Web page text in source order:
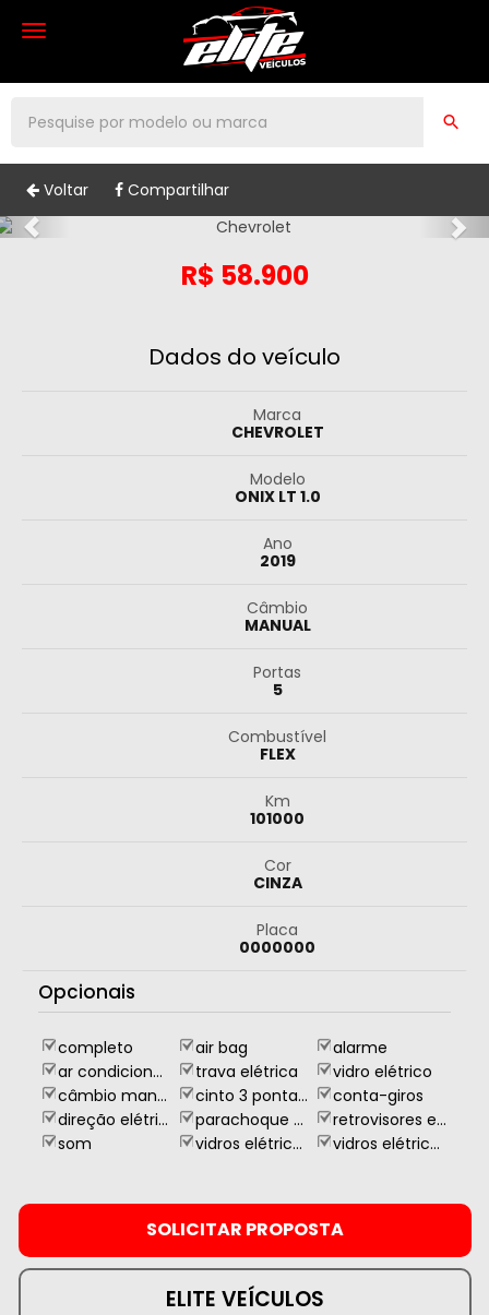
Navegação
Voltar Compartilhar
R$ 58.900
Dados do veículo
Marca
CHEVROLET
Modelo
ONIX LT 1.0
Ano
2019
Câmbio
MANUAL
Portas
5
Combustível
FLEX
Km
101000
Cor
CINZA
Placa
0000000
Opcionais
completo air bag
alarme
ar condicionado
trava elétrica
vidro elétrico
câmbio manual
cinto 3 pontas para todos passageiros
conta-giros
direção elétrica
parachoque na cor
retrovisores elétricos
som
vidros elétricos dianteiro vidros elétricos traseiro
ELITE VEÍCULOS